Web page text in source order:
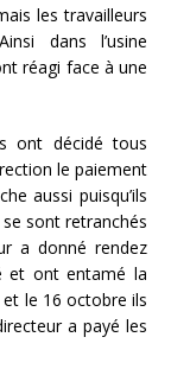
les travailleurs
dans l’usine
réagi face à une
ont décidé tous
le paiement
aussi puisqu’ils
sont retranchés
a donné rendez
et ont entamé la
et le 16 octobre ils
a payé les